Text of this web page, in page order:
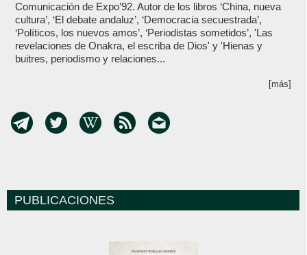
Comunicación de Expo’92. Autor de los libros ‘China, nueva
cultura’, ‘El debate andaluz’, ‘Democracia secuestrada’,
‘Políticos, los nuevos amos’, ‘Periodistas sometidos’, 'Las
revelaciones de Onakra, el escriba de Dios' y 'Hienas y
buitres, periodismo y relaciones...
[más]
PUBLICACIONES